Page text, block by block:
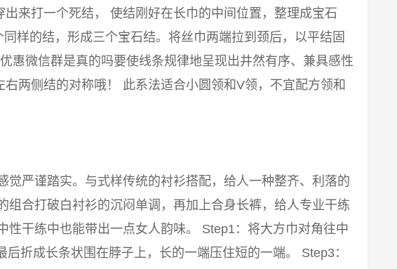
来打一个死结， 使结刚好在长巾的中间位置，整理成宝石
样的结，形成三个宝石结。将丝巾两端拉到颈后，以平结固
惠微信群是真的吗要使线条规律地呈现出井然有序、兼具感性
两侧结的对称哦！ 此系法适合小圆领和V领，不宜配方领和
觉严谨踏实。与式样传统的衬衫搭配，给人一种整齐、利落的
组合打破白衬衫的沉闷单调，再加上合身长裤，给人专业干练
性干练中也能带出一点女人韵味。 Step1：将大方巾对角往中
折成长条状围在脖子上，长的一端压住短的一端。 Step3：